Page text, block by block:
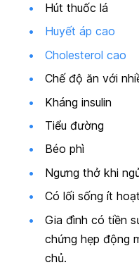
Hút thuốc lá
Huyết áp cao
Cholesterol cao
Chế độ ăn với
Kháng insulin
Tiểu đường
Béo phì
Ngưng thở khi
Có lối sống ít
Gia đình có tiền
chứng hẹp động
chủ.